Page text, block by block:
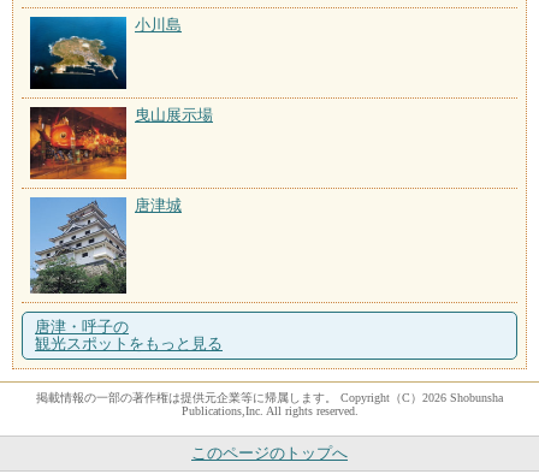
小川島
曳山展示場
唐津城
唐津・呼子の
観光スポットをもっと見る
掲載情報の一部の著作権は提供元企業等に帰属します。 Copyright（C）2026 Shobunsha
Publications,Inc. All rights reserved.
このページのトップへ